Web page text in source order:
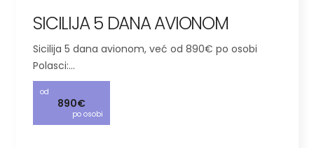
SICILIJA 5 DANA AVIONOM
Sicilija 5 dana avionom, već od 890€ po osobi
Polasci:…
od
890€
po osobi